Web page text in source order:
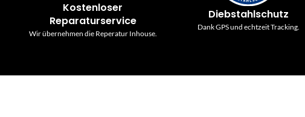
Kostenloser
Reparaturservice
Wir übernehmen die Reperatur Inhouse.
Diebstahlschutz
Dank GPS und echtzeit Tracking.